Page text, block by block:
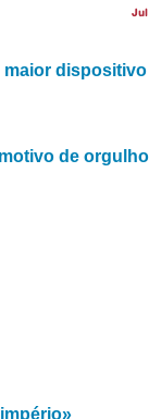
Jul
de orgulho